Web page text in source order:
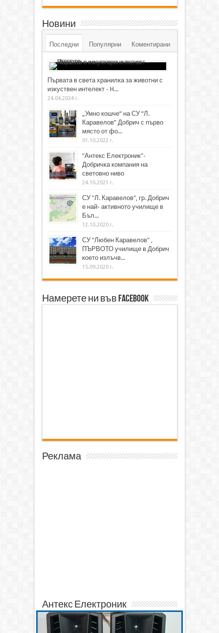
Новини
Последни Популярни Коментирани
Първата в света хранилка за животни с
изкуствен интелект - H...
24.04.2024 г.
„Умно кошче“ на СУ “Л.
Каравелов” Добрич с първо
място от фо...
01.10.2022 г.
"Антекс Електроник"-
Добричка компания на
световно ниво
24.10.2021 г.
СУ "Л. Каравелов", гр. Добрич
е най- активното училище в
Бъл...
12.10.2020 г.
СУ "Любен Каравелов" ,
ПЪРВОТО училище в Добрич
което излъчв...
15.09.2020 г.
Намерете ни във Facebook
Реклама
Антекс Електроник